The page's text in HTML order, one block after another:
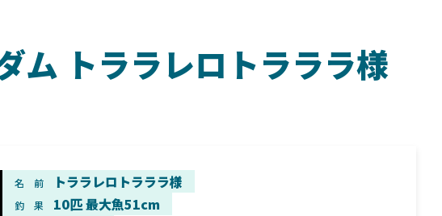
ム トララレロトラララ様
名 前 トララレロトラララ様
釣 果 10匹 最大魚51cm